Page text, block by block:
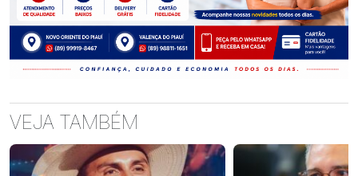
VEJA TAMBÉM